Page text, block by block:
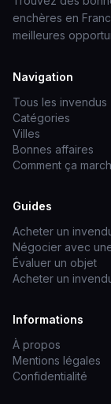
enchères en
meilleures
Navigation
Tous les invendus
Catégories
Villes
Bonnes affaires
Comment ça
Guides
Acheter un
Négocier avec
Évaluer un objet
Acheter un
Informations
À propos
Mentions légales
Confidentialité